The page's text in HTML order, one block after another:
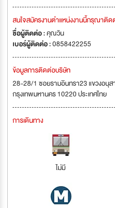
สนใจสมัครงานตำแหน่งงานนี้กรุณาติ
ชื่อผู้ติดต่อ :คุณวิน
เบอร์ผู้ติดต่อ :0858422255
ข้อมูลการติดต่อบริษัท
28-28/1 ซอยรามอินทรา23 แขวงอนุส
กรุงเทพมหานคร 10220 ประเทศไทย
การเดินทาง
ไม่มี